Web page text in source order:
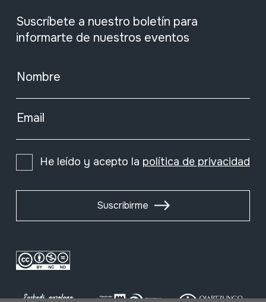
Suscríbete a nuestro boletín para
informarte de nuestros eventos
Nombre
Email
He leído y acepto la política de privacidad
Suscribirme